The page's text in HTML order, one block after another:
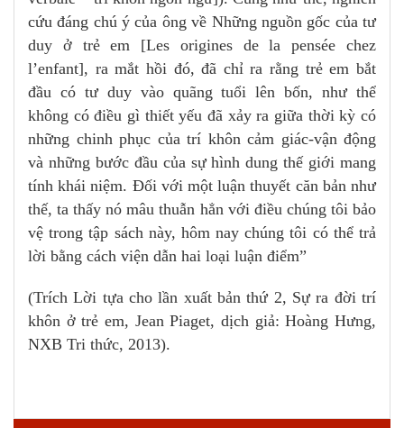
cứu đáng chú ý của ông về Những nguồn gốc của tư
duy ở trẻ em [Les origines de la pensée chez
l’enfant], ra mắt hồi đó, đã chỉ ra rằng trẻ em bắt
đầu có tư duy vào quãng tuổi lên bốn, như thể
không có điều gì thiết yếu đã xảy ra giữa thời kỳ có
những chinh phục của trí khôn cảm giác-vận động
và những bước đầu của sự hình dung thế giới mang
tính khái niệm. Đối với một luận thuyết căn bản như
thế, ta thấy nó mâu thuẫn hẳn với điều chúng tôi bảo
vệ trong tập sách này, hôm nay chúng tôi có thể trả
lời bằng cách viện dẫn hai loại luận điểm”
(Trích Lời tựa cho lần xuất bản thứ 2, Sự ra đời trí
khôn ở trẻ em, Jean Piaget, dịch giả: Hoàng Hưng,
NXB Tri thức, 2013).